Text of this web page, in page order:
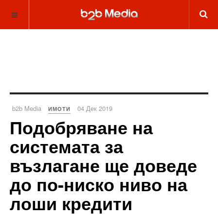
b2b Media ИМОТИ 04 Дек 2019
Подобряване на
системата за
възлагане ще доведе
до по-ниско ниво на
лоши кредити